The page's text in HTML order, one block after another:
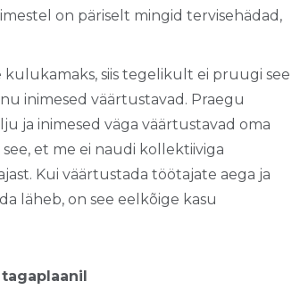
on päriselt mingid tervisehädad,
kulukamaks, siis tegelikult ei pruugi see
inimesed väärtustavad. Praegu
ja inimesed väga väärtustavad oma
et me ei naudi kollektiiviga
Kui väärtustada töötajate aega ja
läheb, on see eelkõige kasu